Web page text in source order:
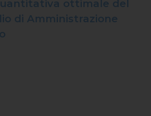
ottimale del
di Amministrazione